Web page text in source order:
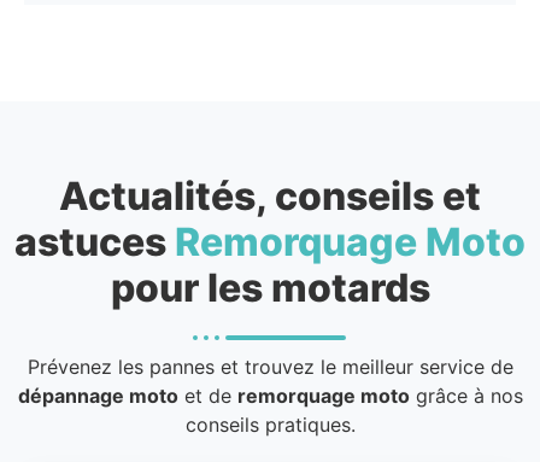
Actualités, conseils et
astuces Remorquage Moto
pour les motards
Prévenez les pannes et trouvez le meilleur service de
dépannage motoet de remorquage motogrâce à nos
conseils pratiques.